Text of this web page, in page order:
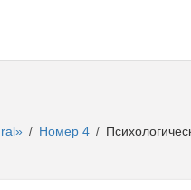
/ Номер 4 /